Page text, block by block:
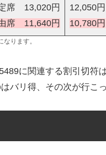
席 13,020円
席 11,640円
12,050円
10,780円
ります。
に関連する割引切符
バリ得、その次が行こ